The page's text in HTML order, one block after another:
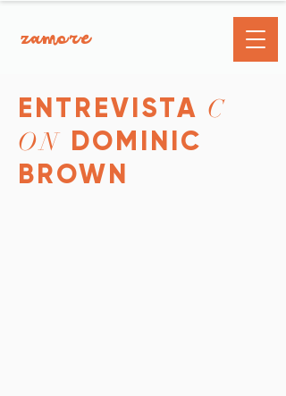
zamore
ENTREVISTA C
ON DOMINIC
BROWN